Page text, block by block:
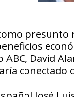
presunto
ABC, David
conectado